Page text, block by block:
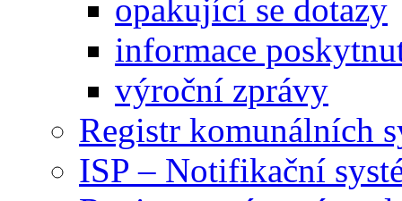
opakující se dotazy
informace
výroční zprávy
Registr komunálních
ISP – Notifikační